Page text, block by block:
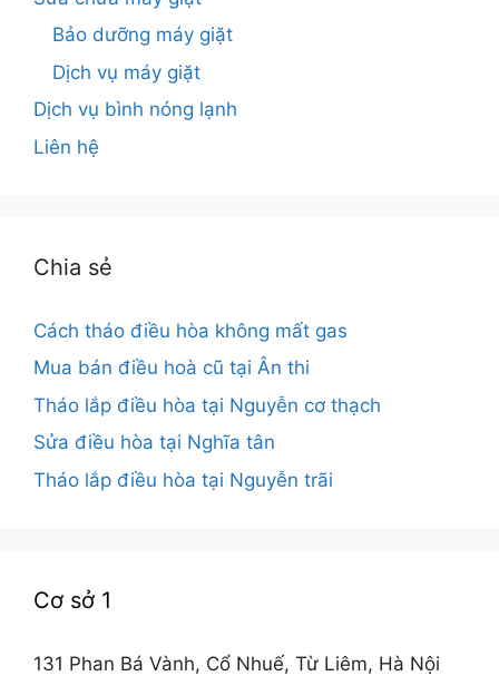
Bảo dưỡng máy giặt
Dịch vụ máy giặt
Dịch vụ bình nóng lạnh
Liên hệ
Chia sẻ
Cách tháo điều hòa không mất gas
Mua bán điều hoà cũ tại Ân thi
Tháo lắp điều hòa tại Nguyễn cơ thạch
Sửa điều hòa tại Nghĩa tân
Tháo lắp điều hòa tại Nguyễn trãi
Cơ sở 1
131 Phan Bá Vành, Cổ Nhuế, Từ Liêm, Hà Nội